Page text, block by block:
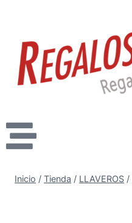
Inicio / Tienda / LLAVEROS /